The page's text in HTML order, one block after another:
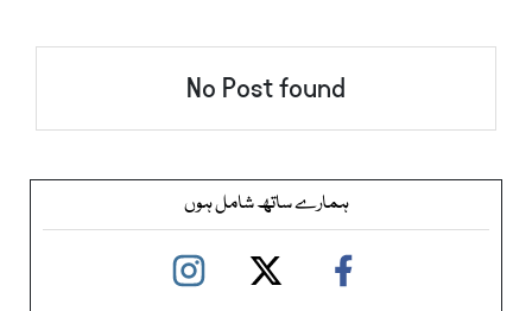
No Post found
ہمارے ساتھ شامل ہوں